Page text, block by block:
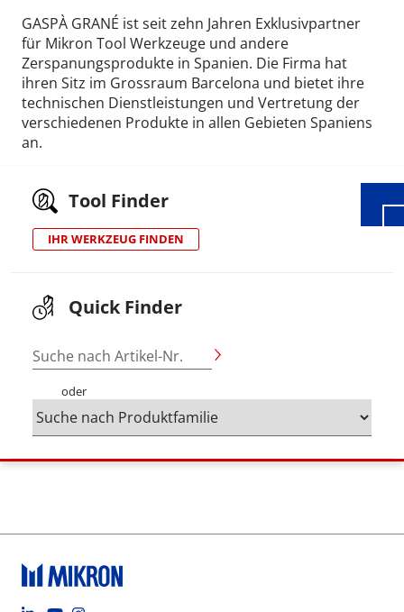
GASPÀ GRANÉ ist seit zehn Jahren Exklusivpartner
für Mikron Tool Werkzeuge und andere
Zerspanungsprodukte in Spanien. Die Firma hat
ihren Sitz im Grossraum Barcelona und bietet ihre
technischen Dienstleistungen und Vertretung der
verschiedenen Produkte in allen Gebieten Spaniens
an.
Tool Finder
IHR WERKZEUG FINDEN
Quick Finder
Suche nach Artikel-Nr.
oder